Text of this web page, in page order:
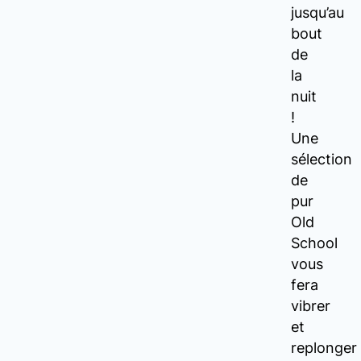
jusqu’au
bout
de
la
nuit
!
Une
sélection
de
pur
Old
School
vous
fera
vibrer
et
replonger